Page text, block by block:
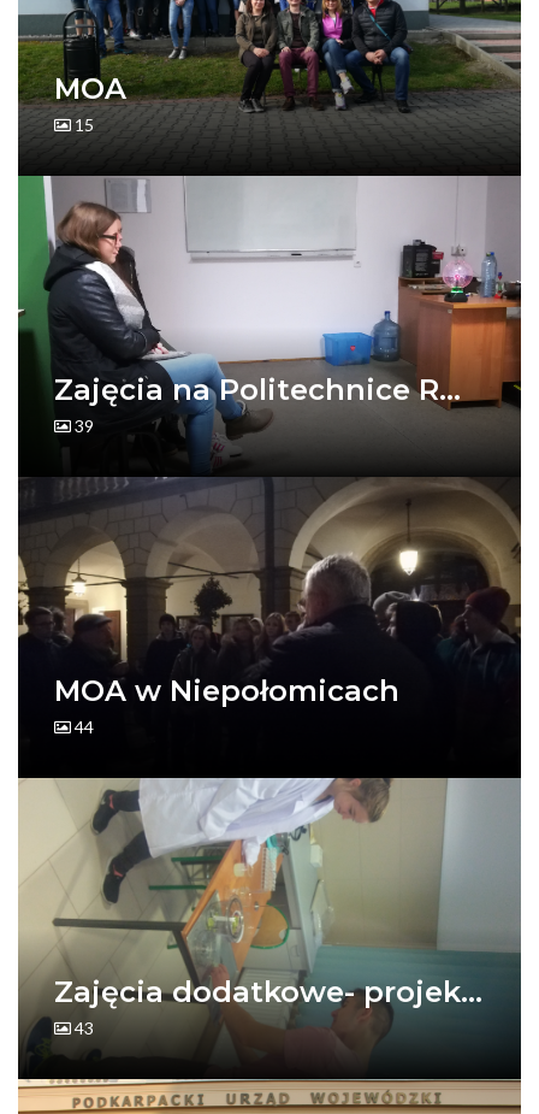
MOA
15
Zajęcia na Politechnice R...
39
MOA w Niepołomicach
44
Zajęcia dodatkowe- projek...
43